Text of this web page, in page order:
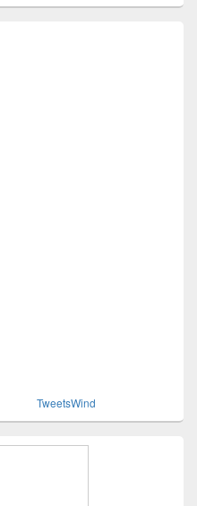
TweetsWind